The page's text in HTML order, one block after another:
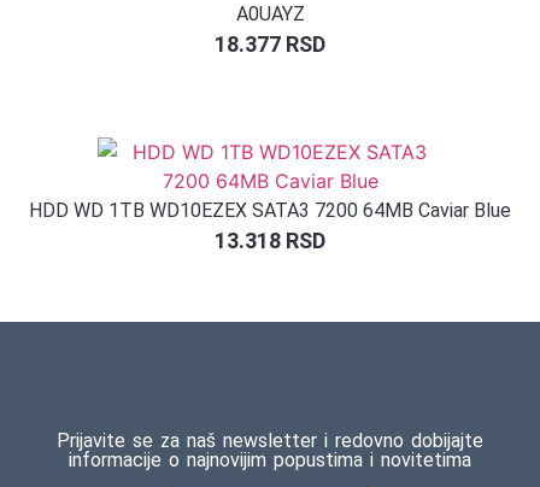
A0UAYZ
18.377 RSD
HDD WD 1TB WD10EZEX SATA3 7200 64MB Caviar Blue
13.318 RSD
Prijavite se za naš newsletter i redovno dobijajte
informacije o najnovijim popustima i novitetima